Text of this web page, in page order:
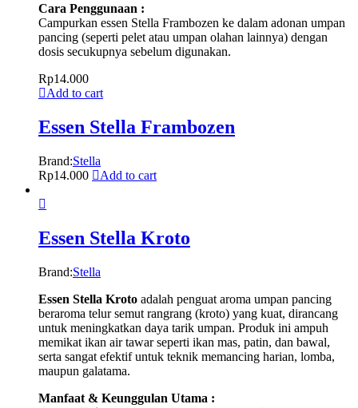
Cara Penggunaan :
Campurkan essen Stella Frambozen ke dalam adonan umpan
pancing (seperti pelet atau umpan olahan lainnya) dengan
dosis secukupnya sebelum digunakan.
Rp14.000
Add to cart
Essen Stella Frambozen
Brand:Stella
Rp14.000 Add to cart
Essen Stella Kroto
Brand:Stella
Essen Stella Kroto adalah penguat aroma umpan pancing
beraroma telur semut rangrang (kroto) yang kuat, dirancang
untuk meningkatkan daya tarik umpan. Produk ini ampuh
memikat ikan air tawar seperti ikan mas, patin, dan bawal,
serta sangat efektif untuk teknik memancing harian, lomba,
maupun galatama.
Manfaat & Keunggulan Utama :